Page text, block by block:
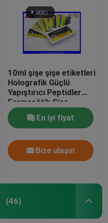
10ml şişe şişe etiketleri
Holografik Güçlü
Yapıştırıcı Peptidler
Farmasötik Şişe
Etiketleri 25x60mm
En iyi fiyat
Bize ulaşın
(46)